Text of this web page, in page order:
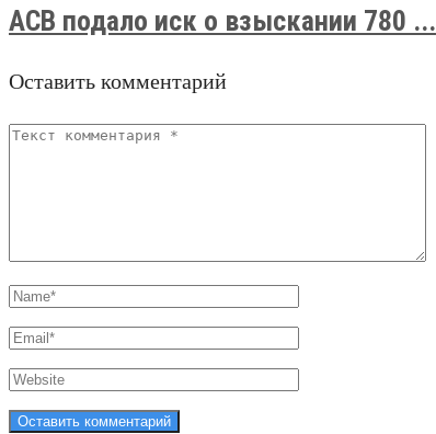
АСВ подало иск о взыскании 780 ...
Оставить комментарий